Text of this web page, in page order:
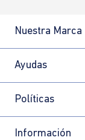
Nuestra Marca
Ayudas
Políticas
Información